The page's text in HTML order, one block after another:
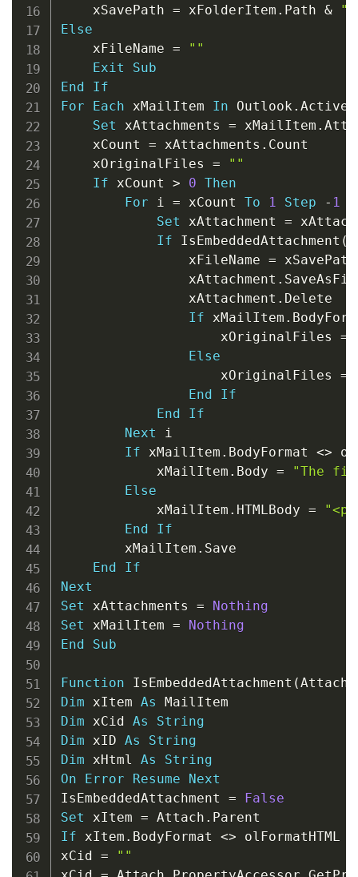
    xSavePath
= xFolderItem . Path &
Else
    xFileName
=
""
Exit
Sub
End
If
For
Each xMailItem In Outlook .
Set xAttachments = xMailItem .
    xCount
= xAttachments . Count
    xOriginalFiles
=
""
If xCount > 0 Then
For i = xCount To 1 Step - 1
Set xAttachment =
If IsEmbeddedAttachment (
                xFileName
=
                xAttachment
.
                xAttachment
. Delete
If xMailItem .
                    xOriginalFiles
=
Else
                    xOriginalFiles
=
End
If
End
If
Next i
If xMailItem . BodyFormat <>
            xMailItem
. Body =
"The
Else
            xMailItem
. HTMLBody =
End
If
        xMailItem
. Save
End
If
Next
Set xAttachments =
Nothing
Set xMailItem =
Nothing
End
Sub
Function IsEmbeddedAttachment (Attach
Dim xItem As
Dim xCid As
String
Dim xID As
String
Dim xHtml As
String
On
Error Resume
Next
IsEmbeddedAttachment =
False
Set xItem = Attach .
If xItem . BodyFormat <> olFormatHTML
xCid =
""